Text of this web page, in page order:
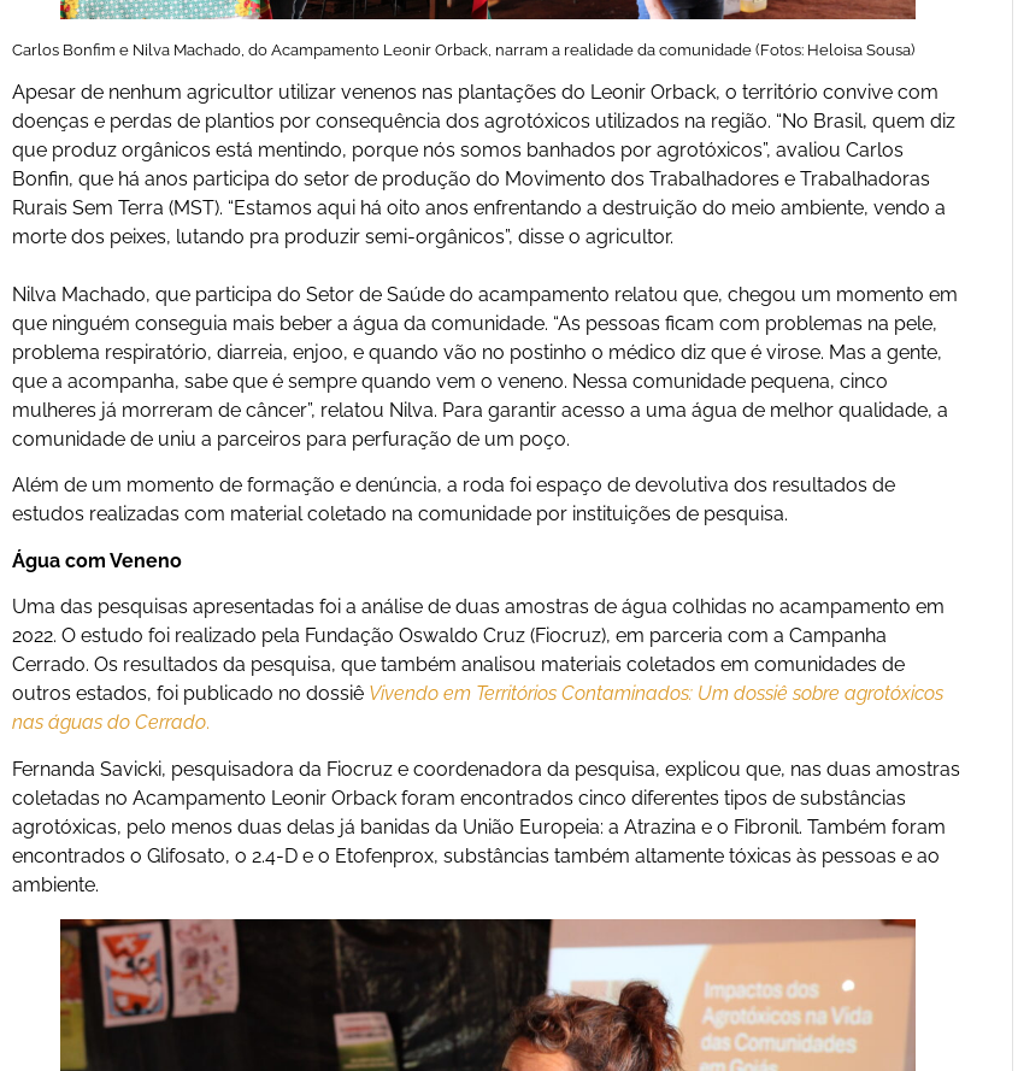
Carlos Bonfim e Nilva Machado, do Acampamento Leonir Orback, narram a realidade da comunidade (Fotos: Heloisa Sousa)
Apesar de nenhum agricultor utilizar venenos nas plantações do Leonir Orback, o território convive com
doenças e perdas de plantios por consequência dos agrotóxicos utilizados na região. “No Brasil, quem diz
que produz orgânicos está mentindo, porque nós somos banhados por agrotóxicos”, avaliou Carlos
Bonfin, que há anos participa do setor de produção do Movimento dos Trabalhadores e Trabalhadoras
Rurais Sem Terra (MST). “Estamos aqui há oito anos enfrentando a destruição do meio ambiente, vendo a
morte dos peixes, lutando pra produzir semi-orgânicos”, disse o agricultor.
Nilva Machado, que participa do Setor de Saúde do acampamento relatou que, chegou um momento em
que ninguém conseguia mais beber a água da comunidade. “As pessoas ficam com problemas na pele,
problema respiratório, diarreia, enjoo, e quando vão no postinho o médico diz que é virose. Mas a gente,
que a acompanha, sabe que é sempre quando vem o veneno. Nessa comunidade pequena, cinco
mulheres já morreram de câncer”, relatou Nilva. Para garantir acesso a uma água de melhor qualidade, a
comunidade de uniu a parceiros para perfuração de um poço.
Além de um momento de formação e denúncia, a roda foi espaço de devolutiva dos resultados de
estudos realizadas com material coletado na comunidade por instituições de pesquisa.
Água com Veneno
Uma das pesquisas apresentadas foi a análise de duas amostras de água colhidas no acampamento em
2022. O estudo foi realizado pela Fundação Oswaldo Cruz (Fiocruz), em parceria com a Campanha
Cerrado. Os resultados da pesquisa, que também analisou materiais coletados em comunidades de
outros estados, foi publicado no dossiê Vivendo em Territórios Contaminados: Um dossiê sobre agrotóxicos
nas águas do Cerrado.
Fernanda Savicki, pesquisadora da Fiocruz e coordenadora da pesquisa, explicou que, nas duas amostras
coletadas no Acampamento Leonir Orback foram encontrados cinco diferentes tipos de substâncias
agrotóxicas, pelo menos duas delas já banidas da União Europeia: a Atrazina e o Fibronil. Também foram
encontrados o Glifosato, o 2.4-D e o Etofenprox, substâncias também altamente tóxicas às pessoas e ao
ambiente.